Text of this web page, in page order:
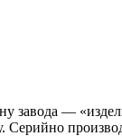
завода —